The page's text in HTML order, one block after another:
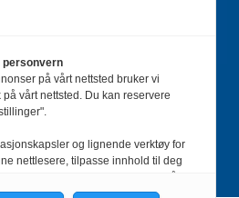
største og eldste magasin for
med 195 000 månedlige
og utgis av Norges
Meld deg inn her
personvern
på vårt nettsted bruker vi
vårt nettsted. Du kan reservere
og lignende verktøy for
nettlesere, tilpasse innhold til deg